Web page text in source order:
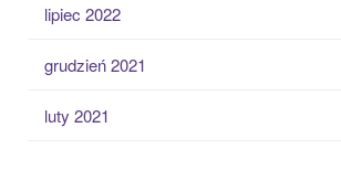
lipiec 2022
grudzień 2021
luty 2021